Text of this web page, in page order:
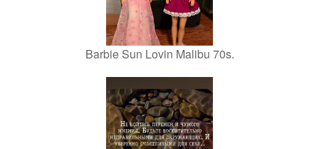
Barbie Sun Lovin Malibu 70s.